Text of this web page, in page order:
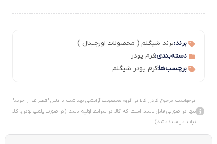
برند:برند شیگلم ( محصولات اورجینال )
دسته‌بندی:کرم پودر
برچسب‌ها:کرم پودر شیگلم
درخواست مرجوع کردن کالا در گروه محصولات آرایشی بهداشت با دلیل "انصراف از خرید"
تنها در صورتی قابل تایید است که کالا در شرایط اولیه باشد (در صورت پلمپ بودن، کالا
نباید باز شده باشد).